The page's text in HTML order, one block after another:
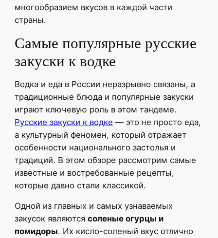
многообразием вкусов в каждой части
страны.
Самые популярные русские
закуски к водке
Водка и еда в России неразрывно связаны, а
традиционные блюда и популярные закуски
играют ключевую роль в этом тандеме.
Русские закуски к водке — это не просто еда,
а культурный феномен, который отражает
особенности национального застолья и
традиций. В этом обзоре рассмотрим самые
известные и востребованные рецепты,
которые давно стали классикой.
Одной из главных и самых узнаваемых
закусок являютсясоленые огурцы и
помидоры. Их кисло-соленый вкус отлично